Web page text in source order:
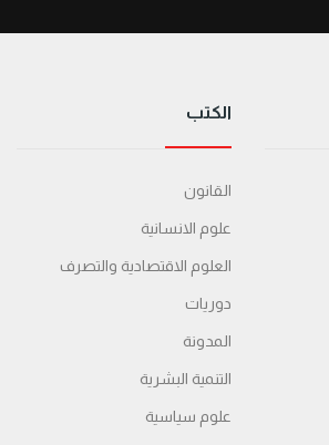
الكتب
القانون
علوم الانسانية
العلوم الاقتصادية والتصرف
دوريات
المدونة
التنمية البشرية
علوم سياسية